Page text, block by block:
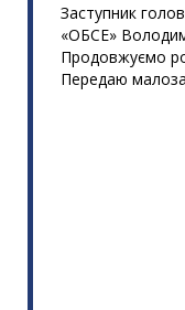
Заступник
«ОБСЕ»
Продовжуємо
Передаю